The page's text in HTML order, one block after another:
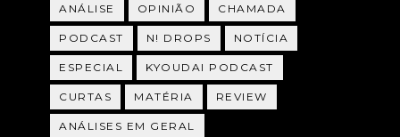
ANÁLISE OPINIÃO CHAMADA
PODCAST N! DROPS NOTÍCIA
ESPECIAL KYOUDAI PODCAST
CURTAS MATÉRIA REVIEW
ANÁLISES EM GERAL